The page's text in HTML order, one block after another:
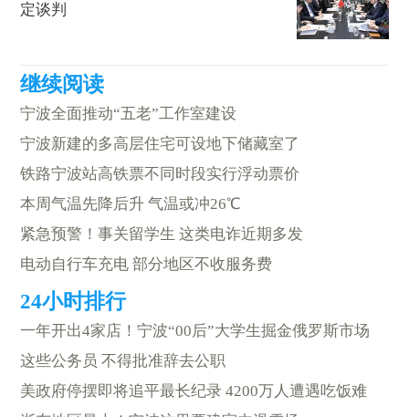
定谈判
宁波全面推动“五老”工作室建设
宁波新建的多高层住宅可设地下储藏室了
铁路宁波站高铁票不同时段实行浮动票价
本周气温先降后升 气温或冲26℃
紧急预警！事关留学生 这类电诈近期多发
电动自行车充电 部分地区不收服务费
一年开出4家店！宁波“00后”大学生掘金俄罗斯市场
这些公务员 不得批准辞去公职
美政府停摆即将追平最长纪录 4200万人遭遇吃饭难